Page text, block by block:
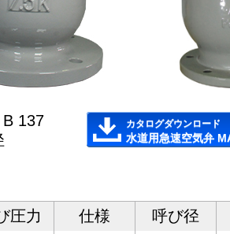
137
カタログダウンロード
水道用急速空気弁
圧力 仕様 呼び径